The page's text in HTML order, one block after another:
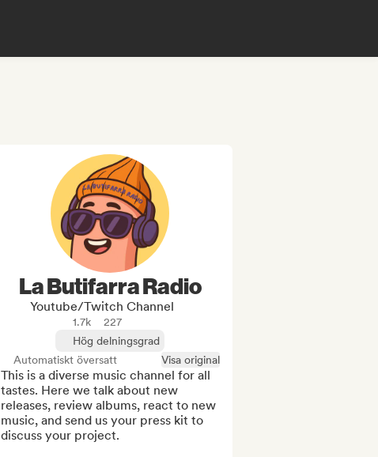
La Butifarra Radio
Youtube/Twitch Channel
1.7k
227
Hög delningsgrad
Automatiskt översatt
Visa original
This is a diverse music channel for all
tastes. Here we talk about new
releases, review albums, react to new
music, and send us your press kit to
discuss your project.